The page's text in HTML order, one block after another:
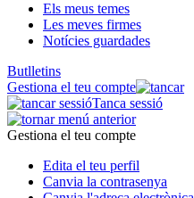
Els meus temes
Les meves firmes
Notícies guardades
Butlletins
Gestiona el teu compte
Tanca sessió
Gestiona el teu compte
Edita el teu perfil
Canvia la contrasenya